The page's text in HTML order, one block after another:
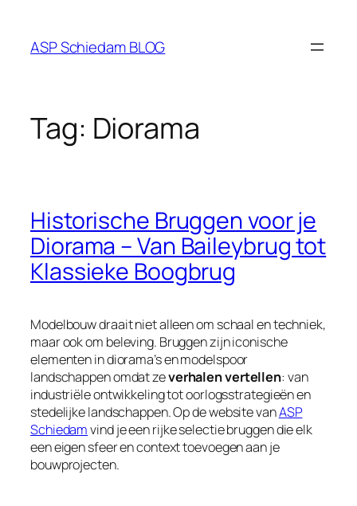
ASP Schiedam BLOG
Tag: Diorama
Historische Bruggen voor je
Diorama – Van Baileybrug tot
Klassieke Boogbrug
Modelbouw draait niet alleen om schaal en techniek,
maar ook om beleving. Bruggen zijn iconische
elementen in diorama’s en modelspoor
landschappen omdat zeverhalen vertellen: van
industriële ontwikkeling tot oorlogsstrategieën en
stedelijke landschappen. Op de website vanASP
Schiedamvind je een rijke selectie bruggen die elk
een eigen sfeer en context toevoegen aan je
bouwprojecten.